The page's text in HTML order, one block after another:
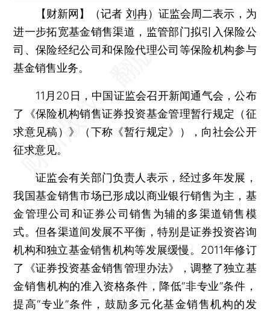
【财新网】（记者 刘冉） 证监会周二表示，为
进一步拓宽基金销售渠道，监管部门拟引入保险公
司、保险经纪公司和保险代理公司等保险机构参与
基金销售业务。
11月20日，中国证监会召开新闻通气会，公布
了《保险机构销售证券投资基金管理暂行规定（征
求意见稿）》（下称《暂行规定》），向社会公开
征求意见。
证监会有关部门负责人表示，经过多年发展，
我国基金销售市场已形成以商业银行销售为主，基
金管理公司和证券公司销售为辅的多渠道销售模
式。但各渠道间发展不平衡，特别是证券投资咨询
机构和独立基金销售机构等发展缓慢。2011年修订
了《证券投资基金销售管理办法》，调整了独立基
金销售机构的准入资格条件，降低“非专业”条件，
提高“专业”条件，鼓励多元化基金销售机构的发